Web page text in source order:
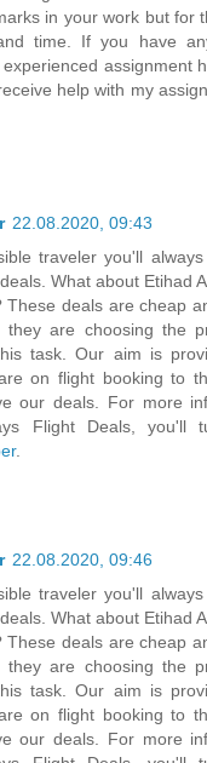
in your work but for
time. If you have
assignment
help with my
22.08.2020, 09:43
traveler you'll
What about Etihad
These deals are cheap
they are choosing the
task. Our aim is
on flight booking to
our deals. For more
Flight Deals, you'll
.
22.08.2020, 09:46
traveler you'll
What about Etihad
These deals are cheap
they are choosing the
task. Our aim is
on flight booking to
our deals. For more